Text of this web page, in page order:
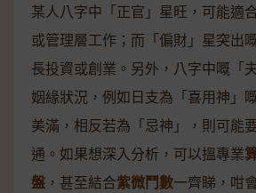
某人八字中「正官」星旺，可能適
或管理層工作；而「偏財」星突出
長投資或創業。另外，八字中嘅「
姻緣狀況，例如日支為「喜用神」
美滿，相反若為「忌神」，則可能
通。如果想深入分析，可以搵專業
盤 ，甚至結合紫微鬥數一齊睇，咁